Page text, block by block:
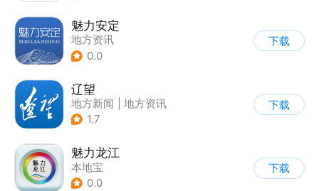
魅力安定
地方资讯
0.0
下载
辽望
地方新闻
地方资讯
1.7
下载
魅力龙江
本地宝
0.0
下载